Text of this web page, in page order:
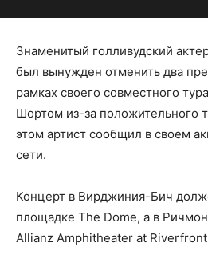
Знаменитый голливудский
был вынужден отменить два
рамках своего совместного
Шортом из-за положительного
этом артист сообщил в своем
сети.
Концерт в Вирджиния-Бич
площадке The Dome, а в
Allianz Amphitheater at